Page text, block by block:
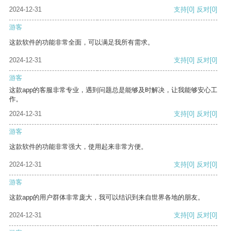
2024-12-31 支持[0] 反对[0]
游客
这款软件的功能非常全面，可以满足我所有需求。
2024-12-31 支持[0] 反对[0]
游客
这款app的客服非常专业，遇到问题总是能够及时解决，让我能够安心工
作。
2024-12-31
支持[0] 反对[0]
游客
这款软件的功能非常强大，使用起来非常方便。
2024-12-31 支持[0] 反对[0]
游客
这款app的用户群体非常庞大，我可以结识到来自世界各地的朋友。
2024-12-31 支持[0] 反对[0]